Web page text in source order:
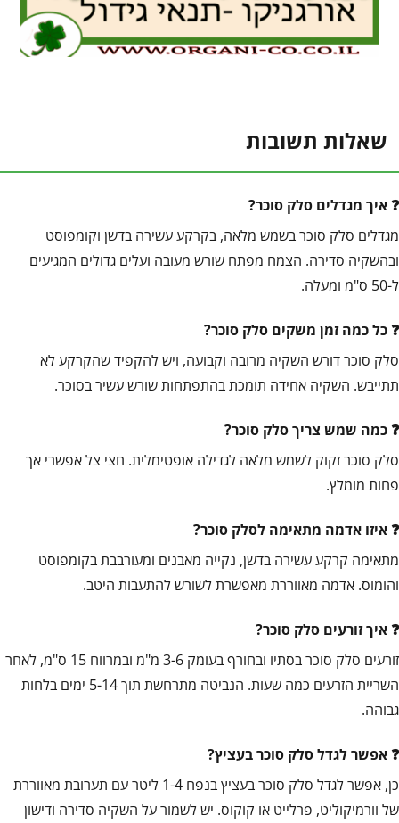
שאלות תשובות
איך מגדלים סלק סוכר?
מגדלים סלק סוכר בשמש מלאה, בקרקע עשירה בדשן וקומפוסט
ובהשקיה סדירה. הצמח מפתח שורש מעובה ועלים גדולים המגיעים
ל-50 ס"מ ומעלה.
כל כמה זמן משקים סלק סוכר?
סלק סוכר דורש השקיה מרובה וקבועה, ויש להקפיד שהקרקע לא
תתייבש. השקיה אחידה תומכת בהתפתחות שורש עשיר בסוכר.
כמה שמש צריך סלק סוכר?
סלק סוכר זקוק לשמש מלאה לגדילה אופטימלית. חצי צל אפשרי אך
פחות מומלץ.
איזו אדמה מתאימה לסלק סוכר?
מתאימה קרקע עשירה בדשן, נקייה מאבנים ומעורבבת בקומפוסט
והומוס. אדמה מאווררת מאפשרת לשורש להתעבות היטב.
איך זורעים סלק סוכר?
זורעים סלק סוכר בסתיו ובחורף בעומק 3-6 מ"מ ובמרווח 15 ס"מ, לאחר
השריית הזרעים כמה שעות. הנביטה מתרחשת תוך 5-14 ימים בלחות
גבוהה.
אפשר לגדל סלק סוכר בעציץ?
כן, אפשר לגדל סלק סוכר בעציץ בנפח 1-4 ליטר עם תערובת מאווררת
של וורמיקוליט, פרלייט או קוקוס. יש לשמור על השקיה סדירה ודישון